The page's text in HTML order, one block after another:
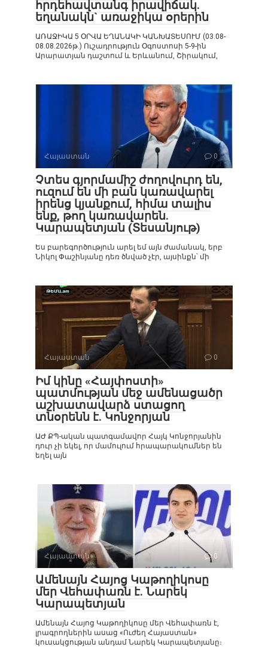
հրդեհավտանգ իրավիճակ.
եղանակն` առաջիկա օրերին
ԱՌԱՋԻԿԱ 5 ՕՐՎԱ ԵՂԱՆԱԿԻ ԿԱՆԽԱՏԵՍՈՒՄ (03.08-
08.08.2026թ.) Ուշադրություն Օգոստոսի 5-9-ին
Արարատյան դաշտում և Երևանում, Շիրակում,
Հայաստան 0
Չտես գյորմամիշ ժողովուրդ են,
ուզում են մի բան կառավարել
իրենց կյանքում, հիմա տալիս
ենք, թող կառավարեն.
Կարապետյան (Տեսանյութ)
Ես բարեգործություն արել եմ այն ժամանակ, երբ
Նիկոլ Փաշինյանը դեռ ծնված չէր, այսինքն՝ մի
Հայաստան 0
Իմ կինը «Հայփոստի»
պատմության մեջ ամենացածր
աշխատավարձ ստացող
տնօրենն է. Կոնջորյան
ԱԺ ՔՊ-ական պատգամավոր Հայկ Կոնջորյանին
դուր չի եկել, որ մամուլում հրապարակումներ են
եղել այն
Հայաստան 0
Ամենայն Հայոց Կաթողիկոսը
մեր Վեհափառն է. Նարեկ
Կարապետյան
Ամենայն Հայոց Կաթողիկոսը մեր Վեհափառն է,
լրագրողներին ասաց «Ուժեղ Հայաստան»
կուսակցության անդամ Նարեկ Կարապետյանը։